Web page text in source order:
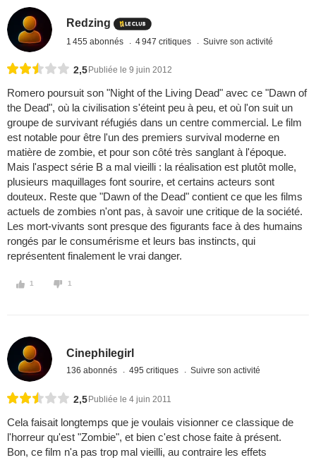
Redzing
1 455 abonnés 4 947 critiques Suivre son activité
2,5 Publiée le 9 juin 2012
Romero poursuit son "Night of the Living Dead" avec ce "Dawn of
the Dead", où la civilisation s'éteint peu à peu, et où l'on suit un
groupe de survivant réfugiés dans un centre commercial. Le film
est notable pour être l'un des premiers survival moderne en
matière de zombie, et pour son côté très sanglant à l'époque.
Mais l'aspect série B a mal vieilli : la réalisation est plutôt molle,
plusieurs maquillages font sourire, et certains acteurs sont
douteux. Reste que "Dawn of the Dead" contient ce que les films
actuels de zombies n'ont pas, à savoir une critique de la société.
Les mort-vivants sont presque des figurants face à des humains
rongés par le consumérisme et leurs bas instincts, qui
représentent finalement le vrai danger.
1 1
Cinephilegirl
136 abonnés 495 critiques Suivre son activité
2,5 Publiée le 4 juin 2011
Cela faisait longtemps que je voulais visionner ce classique de
l'horreur qu'est "Zombie", et bien c'est chose faite à présent.
Bon, ce film n'a pas trop mal vieilli, au contraire les effets